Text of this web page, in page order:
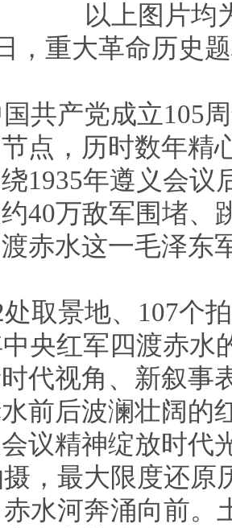
以上图片均
，重大革命历史
共产党成立105
点，历时数年精
1935年遵义会议
40万敌军围堵、
赤水这一毛泽东
取景地、107个
央红军四渡赤水
代视角、新叙事
前后波澜壮阔的
议精神绽放时代
，最大限度还原
水河奔涌向前。